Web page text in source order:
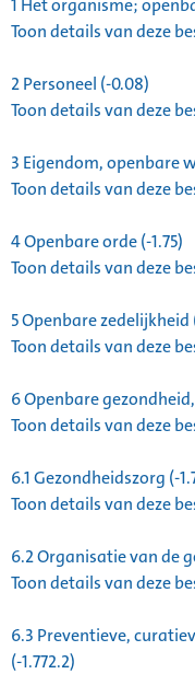
1 Het organisme;
Toon details van deze
2Personeel (-0.08)
Toon details van deze
3 Eigendom, openbare
Toon details van deze
4Openbare orde (-1.75)
Toon details van deze
5Openbare zedelijkheid
Toon details van deze
6Openbare
Toon details van deze
6.1Gezondheidszorg (-
Toon details van deze
6.2Organisatie van de
Toon details van deze
6.3 Preventieve,
(-1.772.2)